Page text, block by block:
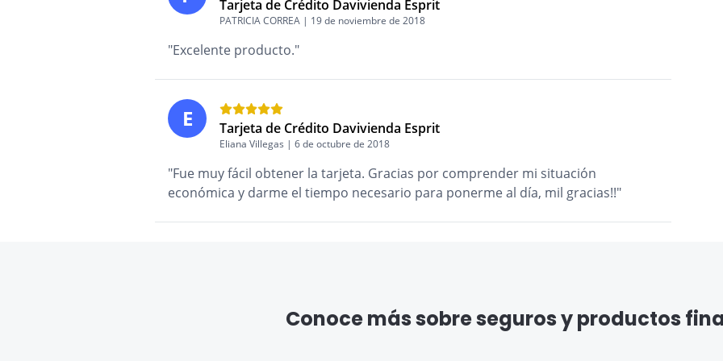
Tarjeta de Crédito Davivienda Esprit
PATRICIA CORREA | 19 de noviembre de 2018
"Excelente producto."
E Tarjeta de Crédito Davivienda Esprit
Eliana Villegas | 6 de octubre de 2018
"Fue muy fácil obtener la tarjeta. Gracias por comprender mi situación
económica y darme el tiempo necesario para ponerme al día, mil gracias!!"
Conoce más sobre seguros y productos